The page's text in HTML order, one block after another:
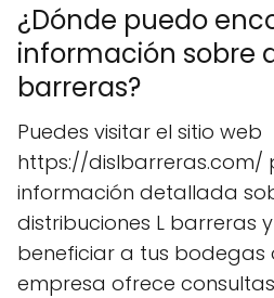
¿Dónde puedo
información sobre
barreras?
Puedes visitar el sitio web
https://dislbarreras.com/
información detallada
distribuciones L barreras
beneficiar a tus bodegas
empresa ofrece